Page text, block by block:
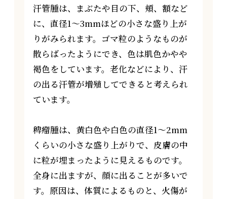
汗管腫は、まぶたや目の下、頬、額など
に、直径1～3mmほどの小さな盛り上が
りがみられます。ゴマ粒のようなものが
散らばったようにでき、色は肌色かやや
褐色をしています。老化などにより、汗
の出る汗管が増殖してできると考えられ
ています。
稗瘤腫は、黄白色や白色の直径1～2mm
くらいの小さな盛り上がりで、皮膚の中
に粒が埋まったように見えるものです。
全身に出ますが、顔に出ることが多いで
す。原因は、体質によるものと、火傷が